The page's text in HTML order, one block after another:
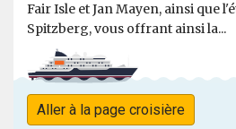
Fair Isle et Jan Mayen, ainsi que
Spitzberg, vous offrant ainsi la...
Aller à la page croisière